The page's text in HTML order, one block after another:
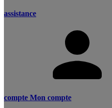
assistance
compte Mon compte